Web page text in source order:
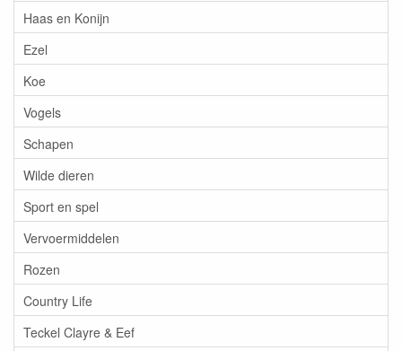
Haas en Konijn
Ezel
Koe
Vogels
Schapen
Wilde dieren
Sport en spel
Vervoermiddelen
Rozen
Country Life
Teckel Clayre & Eef